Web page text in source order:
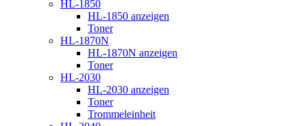
HL-1850
HL-1850 anzeigen
Toner
HL-1870N
HL-1870N anzeigen
Toner
HL-2030
HL-2030 anzeigen
Toner
Trommeleinheit